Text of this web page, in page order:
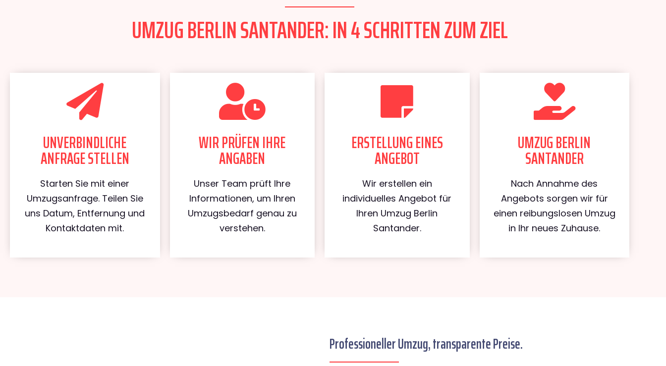
UMZUG BERLIN SANTANDER: IN 4 SCHRITTEN ZUM ZIEL
UNVERBINDLICHE
ANFRAGE STELLEN
Starten Sie mit einer
Umzugsanfrage. Teilen Sie
uns Datum, Entfernung und
Kontaktdaten mit.
WIR PRÜFEN IHRE
ANGABEN
Unser Team prüft Ihre
Informationen, um Ihren
Umzugsbedarf genau zu
verstehen.
ERSTELLUNG EINES
ANGEBOT
Wir erstellen ein
individuelles Angebot für
Ihren Umzug Berlin
Santander.
UMZUG BERLIN
SANTANDER
Nach Annahme des
Angebots sorgen wir für
einen reibungslosen Umzug
in Ihr neues Zuhause.
Professioneller Umzug, transparente Preise.